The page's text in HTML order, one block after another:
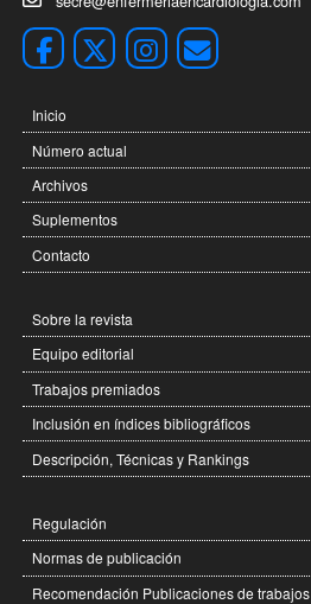
Inicio
Número actual
Archivos
Suplementos
Contacto
Sobre la revista
Equipo editorial
Trabajos premiados
Inclusión en índices bibliográficos
Descripción, Técnicas y Rankings
Regulación
Normas de publicación
Recomendación Publicaciones de trabajos